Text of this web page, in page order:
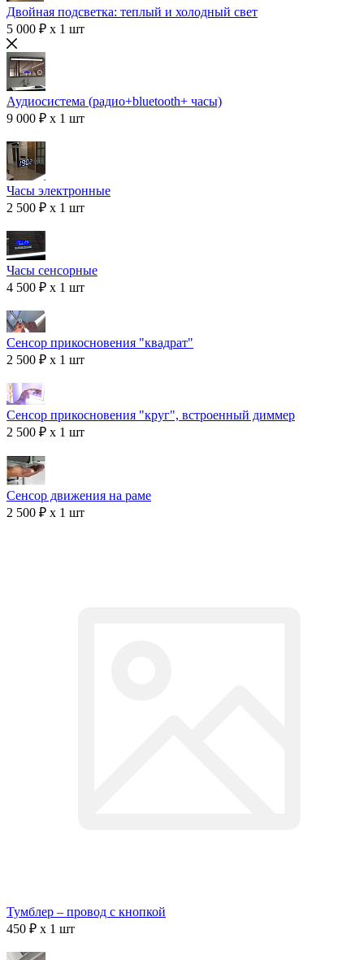
Двойная подсветка: теплый и холодный свет
5 000 ₽ x 1 шт
Аудиосистема (радио+bluetooth+ часы)
9 000 ₽ x 1 шт
Часы электронные
2 500 ₽ x 1 шт
Часы сенсорные
4 500 ₽ x 1 шт
Сенсор прикосновения "квадрат"
2 500 ₽ x 1 шт
Сенсор прикосновения "круг", встроенный диммер
2 500 ₽ x 1 шт
Сенсор движения на раме
2 500 ₽ x 1 шт
Тумблер – провод с кнопкой
450 ₽ x 1 шт